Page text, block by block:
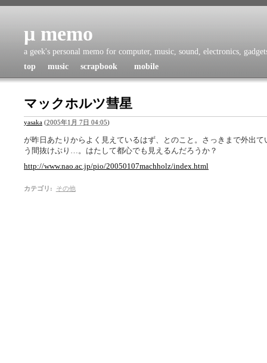
μ memo
a geek's personal memo for computer, music, sound, electronics,
top
music scrapbook mobile
マックホルツ彗星
yasaka (2005年1月 7日 04:05)
が昨日あたりからよく見えているはず、とのこと。さっきまで外出
う間抜けぶり…。はたして都心でも見えるんだろうか？
http://www.nao.ac.jp/pio/20050107machholz/index.html
カテゴリ : その他